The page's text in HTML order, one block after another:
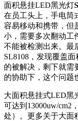
面积悬挂LED黑光灯
在员工头上，手电筒
容易移动和携带，但
小，需要多次翻动工
不能被检测出来。最
SL8108，发现覆盖
的被解决，剩下就需
的协助下，这个问题
大面积悬挂式LED黑
可达到13000uw/cm2
处）。更多关于大面